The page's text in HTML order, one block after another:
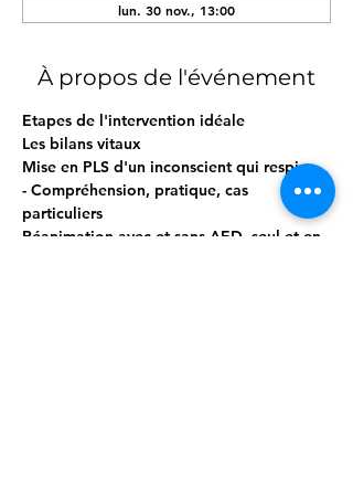
lun. 30 nov., 13:00
À propos de l'événement
Etapes de l'intervention idéale
Les bilans vitaux
Mise en PLS d'un inconscient qui respire
- Compréhension, pratique, cas
particuliers
Réanimation avec et sans AED, seul et en